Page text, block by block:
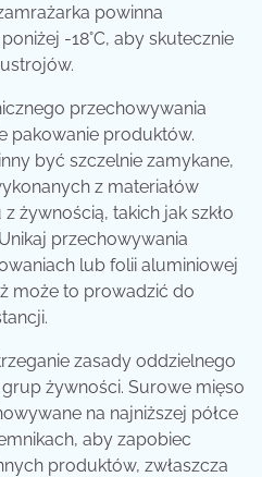
powinna
-18°C, aby skutecznie
przechowywania
pakowanie produktów.
być szczelnie zamykane,
z materiałów
żywnością, takich jak szkło
przechowywania
lub folii aluminiowej
może to prowadzić do
zasady oddzielnego
żywności. Surowe mięso
na najniższej półce
aby zapobiec
produktów, zwłaszcza